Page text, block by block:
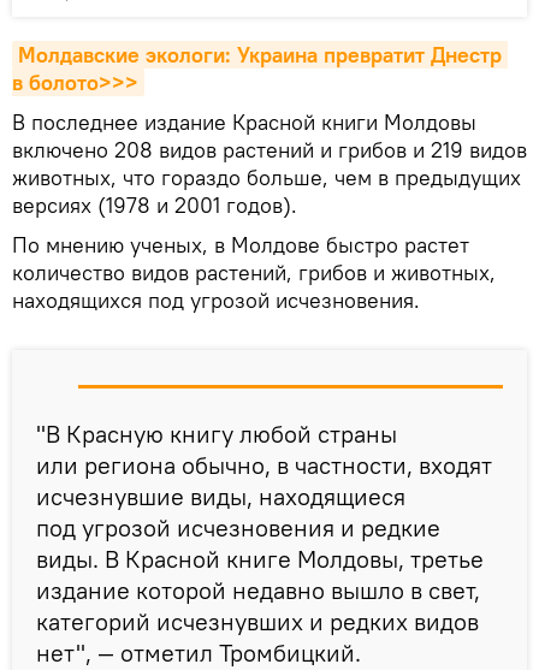
Молдавские экологи: Украина превратит Днестр
в болото>>>
В последнее издание Красной книги Молдовы
включено 208 видов растений и грибов и 219 видов
животных, что гораздо больше, чем в предыдущих
версиях (1978 и 2001 годов).
По мнению ученых, в Молдове быстро растет
количество видов растений, грибов и животных,
находящихся под угрозой исчезновения.
"В Красную книгу любой страны
или региона обычно, в частности, входят
исчезнувшие виды, находящиеся
под угрозой исчезновения и редкие
виды. В Красной книге Молдовы, третье
издание которой недавно вышло в свет,
категорий исчезнувших и редких видов
нет", — отметил Тромбицкий.